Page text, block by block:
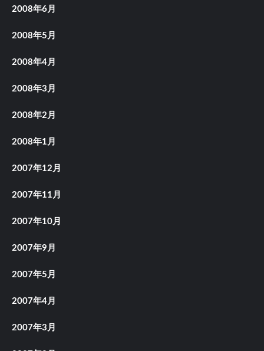
2008年6月
2008年5月
2008年4月
2008年3月
2008年2月
2008年1月
2007年12月
2007年11月
2007年10月
2007年9月
2007年5月
2007年4月
2007年3月